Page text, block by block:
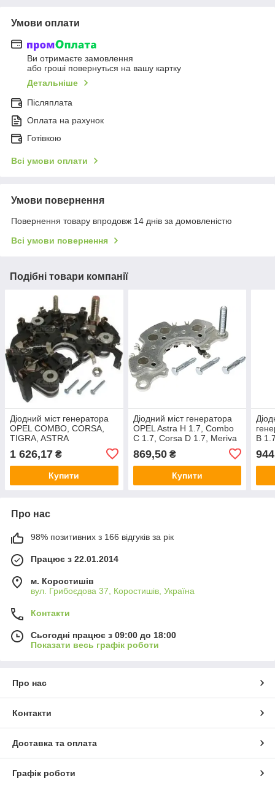
Умови оплати
Ви отримаєте замовлення
або гроші повернуться на вашу картку
Детальніше
Післяплата
Оплата на рахунок
Готівкою
Всі умови оплати
Умови повернення
Повернення товару впродовж 14 днів за домовленістю
Всі умови повернення
Подібні товари компанії
Діодний міст генератора
OPEL COMBO, CORSA,
TIGRA, ASTRA
1 626,17 ₴
Купити
Діодний міст генератора
OPEL Astra H 1.7, Combo
C 1.7, Corsa D 1.7, Meriva
869,50₴
Купити
B
Про нас
98% позитивних з 166 відгуків за рік
Працює з 22.01.2014
м. Коростишів
вул. Грибоєдова 37, Коростишів, Україна
Контакти
Сьогодні працює з 09:00 до 18:00
Показати весь графік роботи
Про нас
Контакти
Доставка та оплата
Графік роботи